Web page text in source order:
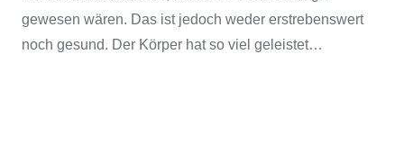
gewesen wären. Das ist jedoch weder erstrebenswert
noch gesund. Der Körper hat so viel geleistet…